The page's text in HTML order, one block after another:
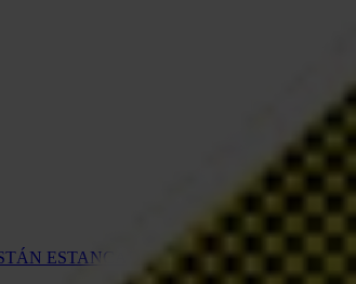
ESTANCADOS EN LOS PAÍSES DEL G7